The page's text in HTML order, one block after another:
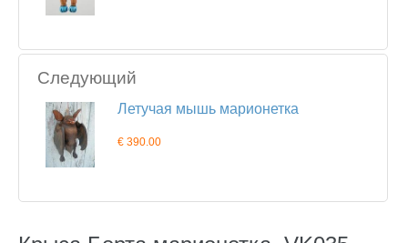
Следующий
Летучая мышь марионетка
€ 390.00